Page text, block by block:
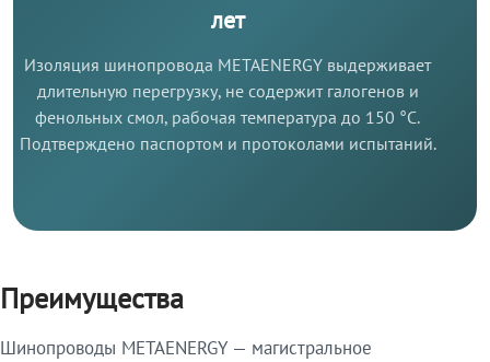
лет
Изоляция шинопровода METAENERGY выдерживает
длительную перегрузку, не содержит галогенов и
фенольных смол, рабочая температура до 150 °C.
Подтверждено паспортом и протоколами испытаний.
Преимущества
Шинопроводы METAENERGY — магистральное